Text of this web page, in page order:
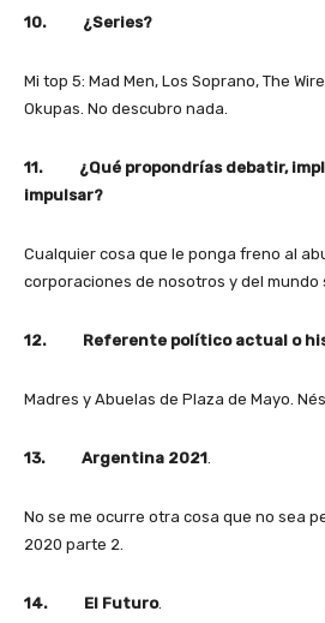
10. ¿Series?
Mi top 5: Mad Men, Los Soprano, The
Okupas. No descubro nada.
11. ¿Qué propondrías debatir,
impulsar?
Cualquier cosa que le ponga freno al
corporaciones de nosotros y del mundo
12. Referente político actual o
Madres y Abuelas de Plaza de Mayo.
13. Argentina 2021
No se me ocurre otra cosa que no sea
2020 parte 2.
14. El Futuro.